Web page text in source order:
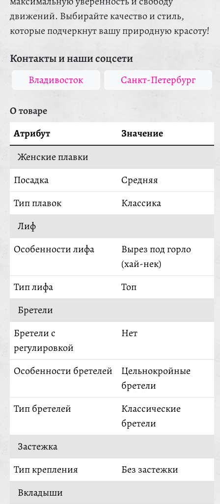
движений. Выбирайте качество и стиль,
которые подчеркнут вашу природную красоту!
Контакты и наши соцсети
Владивосток Санкт-Петербург
О товаре
Атрибут
Значение
Женские плавки
Посадка
Средняя
Тип плавок
Классика
Лиф
Особенности лифа
Вырез под горло
(хай-нек)
Тип лифа
Топ
Бретели
Бретели с
регулировкой
Нет
Особенности бретелей
Цельнокройные
бретели
Тип бретелей
Классические
бретели
Застежка
Тип крепления
Без застежки
Вкладыши